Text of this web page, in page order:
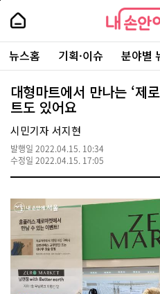
본
로
가
내
손
안
에
서
울
-
서
울
시
대
표
소
통
포
내
손
에
울
주
요
서
뉴스홈 기획·이슈 분야별
대형마트에서 만나는 ‘제
트도 있어요
시민기자 서지현
발행일 2022.04.15. 10:34
수정일 2022.04.15. 17:05
페
상
단
로